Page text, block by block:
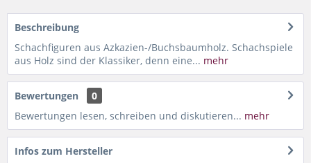
Beschreibung
Schachfiguren aus Azkazien-/Buchsbaumholz. Schachspiele
aus Holz sind der Klassiker, denn eine... mehr
Bewertungen
0
Bewertungen lesen, schreiben und diskutieren... mehr
Infos zum Hersteller